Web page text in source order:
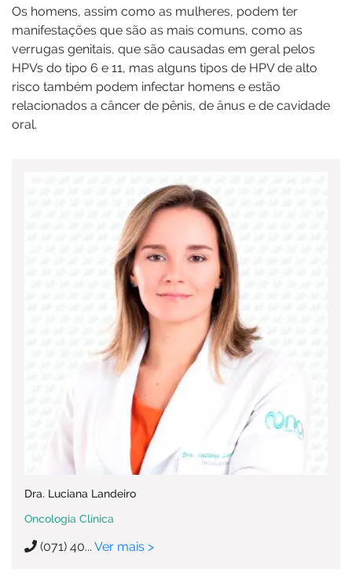
Os homens, assim como as mulheres, podem ter
manifestações que são as mais comuns, como as
verrugas genitais, que são causadas em geral pelos
HPVs do tipo 6 e 11, mas alguns tipos de HPV de alto
risco também podem infectar homens e estão
relacionados a câncer de pênis, de ânus e de cavidade
oral.
Dra. Luciana Landeiro
Oncologia Clínica
(071) 40... Ver mais >